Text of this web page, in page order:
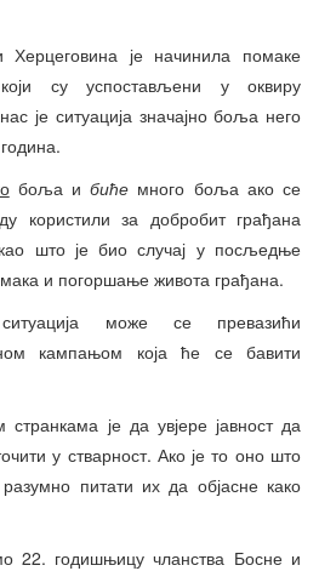
је начинила помаке
су успостављени у оквиру
је ситуација значајно боља него
боља ибиће много боља ако се
користили за добробит грађана
што је био случај у посљедње
и погоршање живота грађана.
може се превазићи
кампањом која ће се бавити
је да увјере јавност да
у стварност. Ако је то оно што
питати их да објасне како
22. годишњицу чланства Босне и